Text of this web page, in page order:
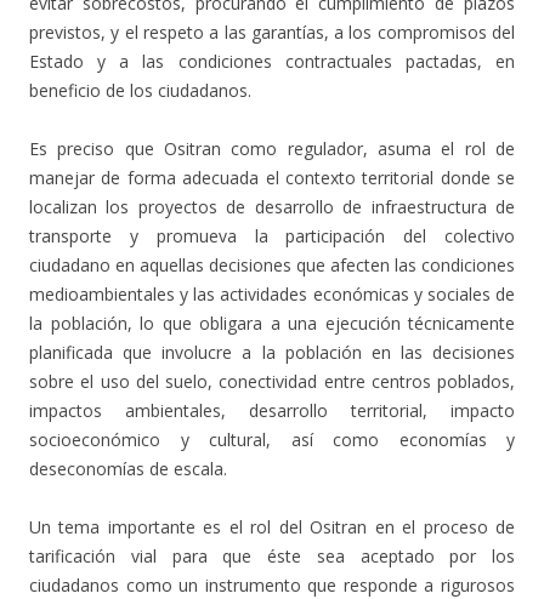
previstos, y el respeto a las garantías, a los compromisos del
Estado y a las condiciones contractuales pactadas, en
beneficio de los ciudadanos.
Es preciso que Ositran como regulador, asuma el rol de
manejar de forma adecuada el contexto territorial donde se
localizan los proyectos de desarrollo de infraestructura de
transporte y promueva la participación del colectivo
ciudadano en aquellas decisiones que afecten las condiciones
medioambientales y las actividades económicas y sociales de
la población, lo que obligara a una ejecución técnicamente
planificada que involucre a la población en las decisiones
sobre el uso del suelo, conectividad entre centros poblados,
impactos ambientales, desarrollo territorial, impacto
socioeconómico y cultural, así como economías y
deseconomías de escala.
Un tema importante es el rol del Ositran en el proceso de
tarificación vial para que éste sea aceptado por los
ciudadanos como un instrumento que responde a rigurosos